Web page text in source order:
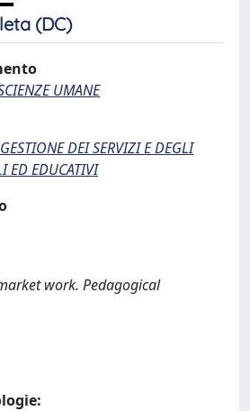
(DC)
UMANE
DEI SERVIZI E DEGLI
ED EDUCATIVI
work. Pedagogical